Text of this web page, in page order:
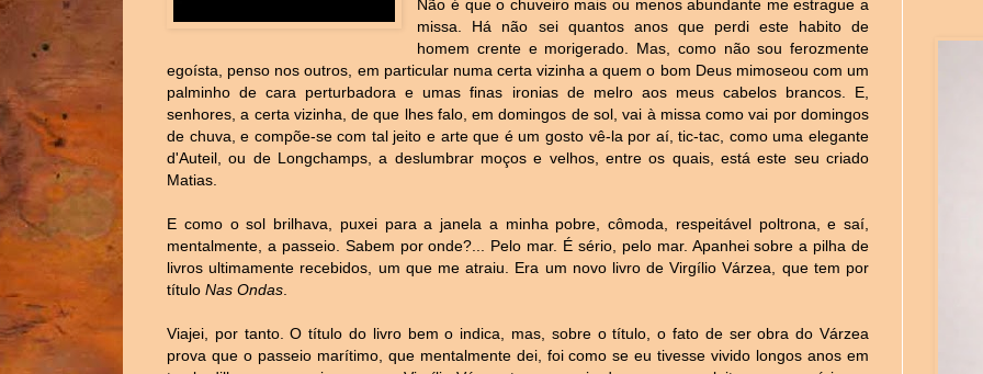
Não é que o chuveiro mais ou menos abundante me estrague a
missa. Há não sei quantos anos que perdi este habito de
homem crente e morigerado. Mas, como não sou ferozmente
egoísta, penso nos outros, em particular numa certa vizinha a quem o bom Deus mimoseou com um
palminho de cara perturbadora e umas finas ironias de melro aos meus cabelos brancos. E,
senhores, a certa vizinha, de que lhes falo, em domingos de sol, vai à missa como vai por domingos
de chuva, e compõe-se com tal jeito e arte que é um gosto vê-la por aí, tic-tac, como uma elegante
d'Auteil, ou de Longchamps, a deslumbrar moços e velhos, entre os quais, está este seu criado
Matias.
E como o sol brilhava, puxei para a janela a minha pobre, cômoda, respeitável poltrona, e saí,
mentalmente, a passeio. Sabem por onde?... Pelo mar. É sério, pelo mar. Apanhei sobre a pilha de
livros ultimamente recebidos, um que me atraiu. Era um novo livro de Virgílio Várzea, que tem por
título Nas Ondas
Viajei, por tanto. O título do livro bem o indica, mas, sobre o título, o fato de ser obra do Várzea
prova que o passeio marítimo, que mentalmente dei, foi como se eu tivesse vivido longos anos em